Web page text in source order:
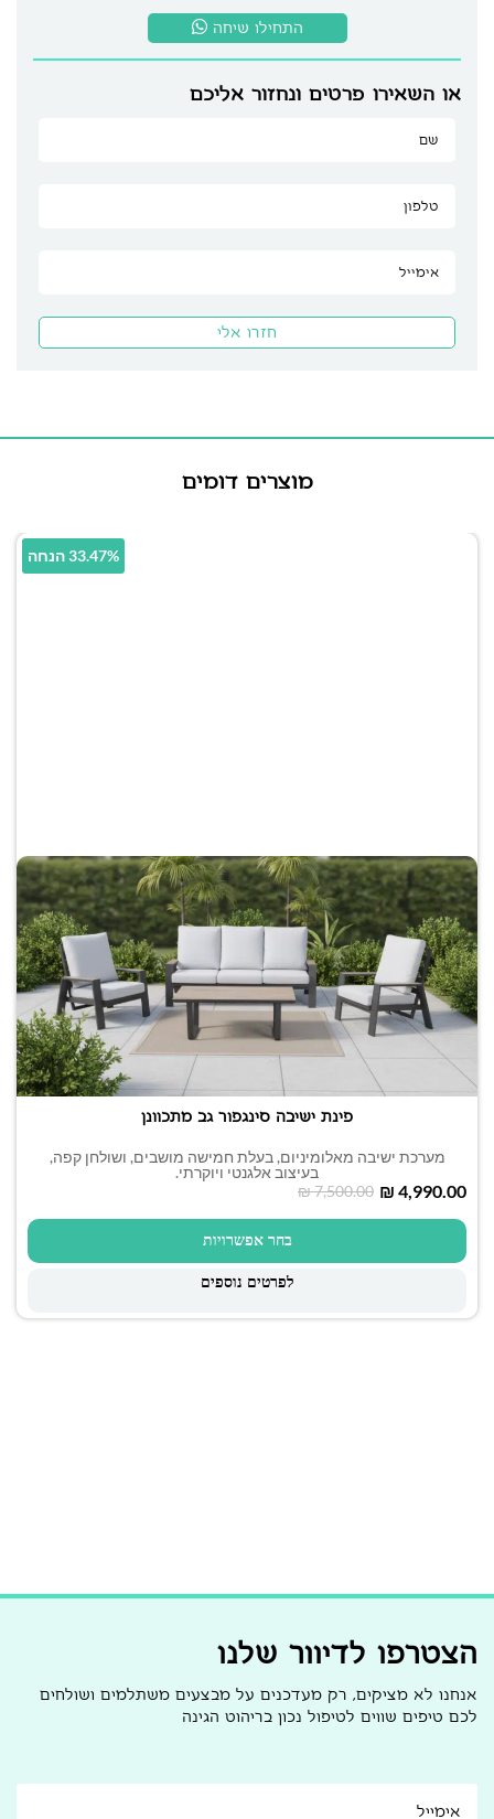
התחילו שיחה
או השאירו פרטים ונחזור אליכם
מוצרים דומים
33.47% הנחה
פינת ישיבה סינגפור גב מתכוונן
מערכת ישיבה מאלומיניום, בעלת חמישה מושבים, ושולחן קפה,
בעיצוב אלגנטי ויוקרתי.
₪7,500.00 ₪ 4,990.00
בחר אפשרויות
לפרטים נוספים
הצטרפו לדיוור שלנו
אנחנו לא מציקים, רק מעדכנים על מבצעים משתלמים ושולחים
לכם טיפים שווים לטיפול נכון בריהוט הגינה